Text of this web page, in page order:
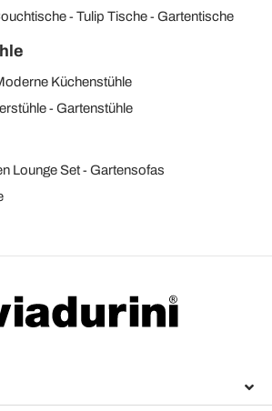
Tulip Tische Gartentische
Küchenstühle
Gartenstühle
Lounge Set
Gartensofas